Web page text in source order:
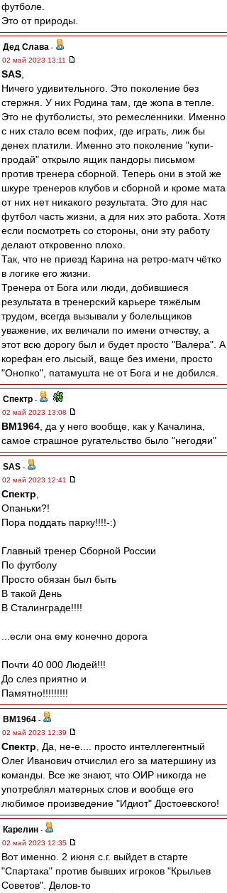
футболе.
Это от природы.
Дед Слава -
02 май 2023 13:11
SAS
Ничего удивительного. Это поколение без
стержня. У них Родина там, где жопа в тепле.
Это не футболисты, это ремесленники. Именно
с них стало всем пофих, где играть, лиж бы
денех платили. Именно это поколение "купи-
продай" открыло ящик пандоры письмом
против тренера сборной. Теперь они в этой же
шкуре тренеров клубов и сборной и кроме мата
от них нет никакого результата. Это для нас
футбол часть жизни, а для них это работа. Хотя
если посмотреть со стороны, они эту работу
делают откровенно плохо.
Так, что не приезд Карина на ретро-матч чётко
в логике его жизни.
Тренера от Бога или люди, добившиеся
результата в тренерский карьере тяжёлым
трудом, всегда вызывали у болельщиков
уважение, их величали по имени отчеству, а
этот всю дорогу был и будет просто "Валера". А
корефан его лысый, ваще без имени, просто
"Онопко", патамушта не от Бога и не добился.
Спектр -
02 май 2023 13:08
BM1964 , да у него вообще, как у Качалина,
самое страшное ругательство было "негодяи"
SAS -
02 май 2023 12:41
Спектр
Опаньки?!
Пора поддать парку!!!!-:)
Главный тренер Сборной России
По футболу
Просто обязан был быть
В такой День
В Сталинграде!!!!
...если она ему конечно дорога
Почти 40 000 Людей!!!
До слез приятно и
Памятно!!!!!!!!!
BM1964 -
02 май 2023 12:39
Спектр , Да, не-е.... просто интеллегентный
Олег Иванович отчислил его за матершину из
команды. Все же знают, что ОИР никогда не
употреблял матерных слов и вообще его
любимое произведение "Идиот" Достоевского!
Карелин -
02 май 2023 12:35
Вот именно. 2 июня с.г. выйдет в старте
"Спартака" против бывших игроков "Крыльев
Советов". Делов-то